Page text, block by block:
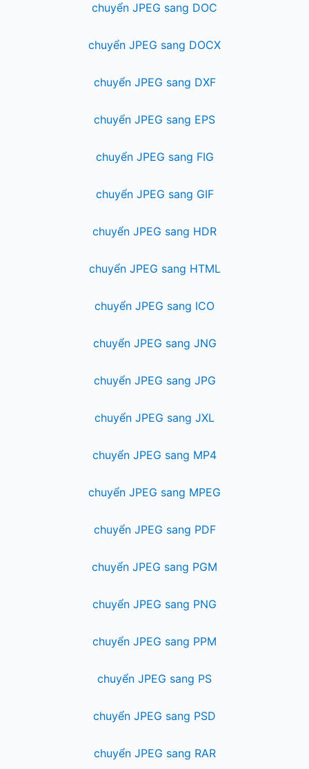
chuyển JPEG sang DOC
chuyển JPEG sang DOCX
chuyển JPEG sang DXF
chuyển JPEG sang EPS
chuyển JPEG sang FIG
chuyển JPEG sang GIF
chuyển JPEG sang HDR
chuyển JPEG sang HTML
chuyển JPEG sang ICO
chuyển JPEG sang JNG
chuyển JPEG sang JPG
chuyển JPEG sang JXL
chuyển JPEG sang MP4
chuyển JPEG sang MPEG
chuyển JPEG sang PDF
chuyển JPEG sang PGM
chuyển JPEG sang PNG
chuyển JPEG sang PPM
chuyển JPEG sang PS
chuyển JPEG sang PSD
chuyển JPEG sang RAR